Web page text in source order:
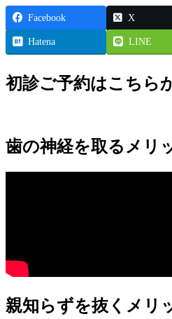
Facebook X
Hatena LINE
初診ご予約はこちら
歯の神経を取るメリ
親知らずを抜くメリ